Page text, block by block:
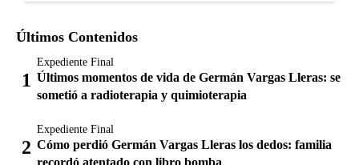
Últimos Contenidos
Expediente Final
Últimos momentos de vida de Germán Vargas Lleras: se
sometió a radioterapia y quimioterapia
Expediente Final
Cómo perdió Germán Vargas Lleras los dedos: familia
recordó atentado con libro bomba